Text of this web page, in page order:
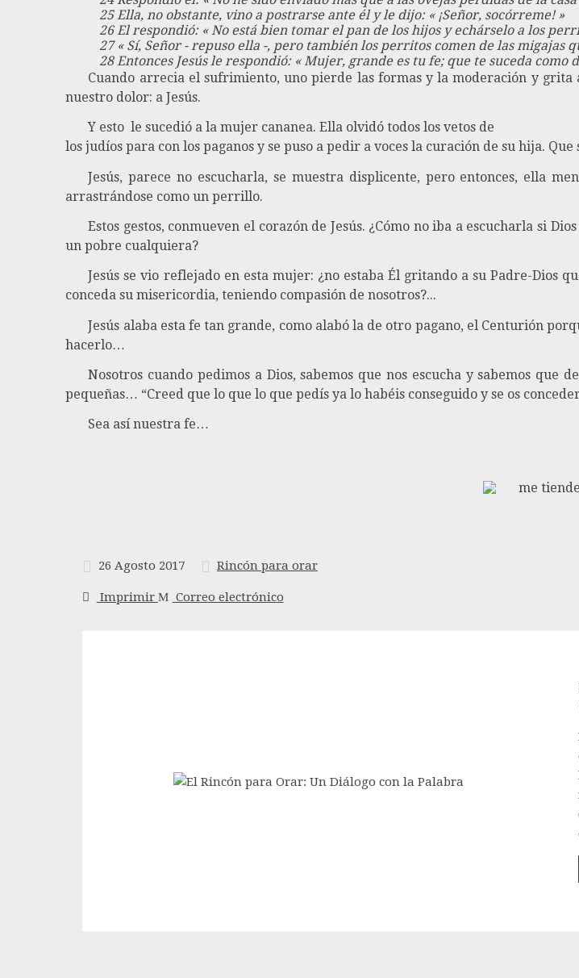
25 Ella, no obstante, vino a postrarse ante él y le dijo: « ¡Señor, socórreme! »
26 El respondió: « No está bien tomar el pan de los hijos y echárselo a los
27 « Sí, Señor - repuso ella -, pero también los perritos comen de las migajas
28 Entonces Jesús le respondió: « Mujer, grande es tu fe; que te suceda
Cuando arrecia el sufrimiento, uno pierde las formas y la moderación y
nuestro dolor: a Jesús.
Y esto le sucedió a la mujer cananea. Ella olvidó todos los vetos de
los judíos para con los paganos y se puso a pedir a voces la curación de su hija.
Jesús, parece no escucharla, se muestra displicente, pero entonces, ella
arrastrándose como un perrillo.
Estos gestos, conmueven el corazón de Jesús. ¿Cómo no iba a escucharla si
un pobre cualquiera?
Jesús se vio reflejado en esta mujer: ¿no estaba Él gritando a su Padre-Dios
conceda su misericordia, teniendo compasión de nosotros?...
Jesús alaba esta fe tan grande, como alabó la de otro pagano, el Centurión
hacerlo…
Nosotros cuando pedimos a Dios, sabemos que nos escucha y sabemos que
pequeñas… “Creed que lo que lo que pedís ya lo habéis conseguido y se os
Sea así nuestra fe…
26 Agosto 2017 Rincón para orar
Imprimir Correo electrónico